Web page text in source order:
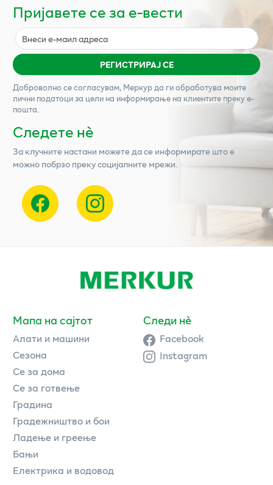
Пријавете се за е-вести
РЕГИСТРИРАЈ СЕ
Доброволно се согласувам, Меркурда ги обработува моите
лични податоци за цели на информирање на клиентите преку е-
пошта.
Следете нѐ
За клучните настани можете да се информирате што е
можно побрзо преку социјалните мрежи.
Мапа на сајтот
Алати и машини
Сезона
Се за дома
Се за готвење
Градина
Градежништво и бои
Ладење и греење
Бањи
Електрика и водовод
Следи нè
Facebook
Instagram